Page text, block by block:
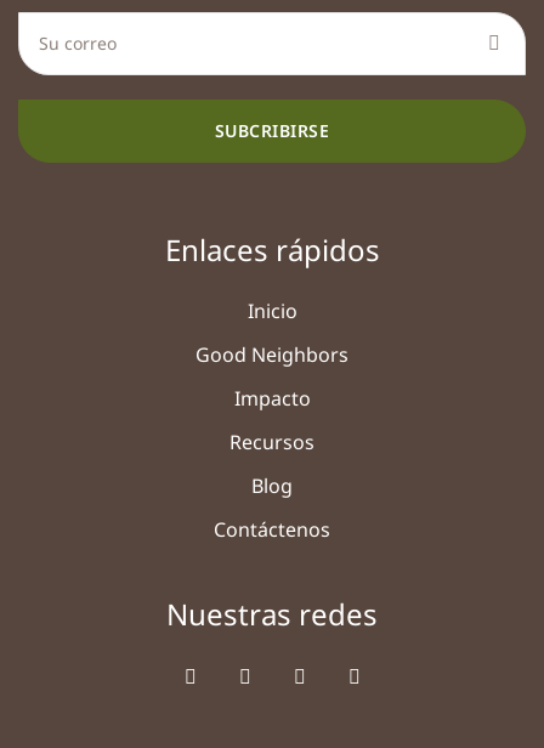
SUBCRIBIRSE
Enlaces rápidos
Inicio
Good Neighbors
Impacto
Recursos
Blog
Contáctenos
Nuestras redes